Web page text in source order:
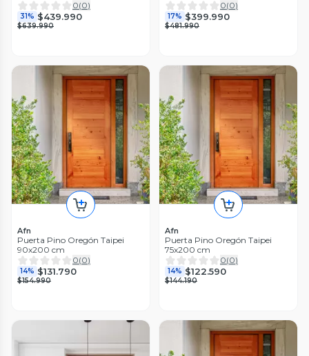
0(0)
31% $439.990
$639.990
0(0)
17% $399.990
$481.990
Afn
Puerta Pino Oregón Taipei
90x200 cm
0(0)
14% $131.790
$154.990
Afn
Puerta Pino Oregón Taipei
75x200 cm
0(0)
14% $122.590
$144.190